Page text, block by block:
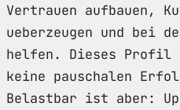
Vertrauen aufbauen,
ueberzeugen und bei
helfen. Dieses Profil
keine pauschalen
Belastbar ist aber: